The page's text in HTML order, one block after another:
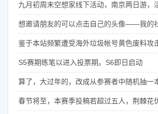
九月初周末空想家线下活动，南京两日游
想邀请朋友的可以点击自己的头像——我
鉴于本站频繁遭受海外垃圾帐号黄色废料
S5赛期练笔以进入投票期。S6即日启动
算了，大过年的，改成从参赛者中随机抽一
春节将至，本赛季投稿若超过五人，荆棘